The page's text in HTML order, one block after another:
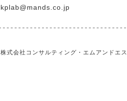
kplab@mands.co.jp
株式会社コンサルティング・エムアンドエス